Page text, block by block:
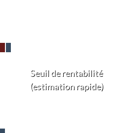
Seuil de rentabilité
(estimation rapide)